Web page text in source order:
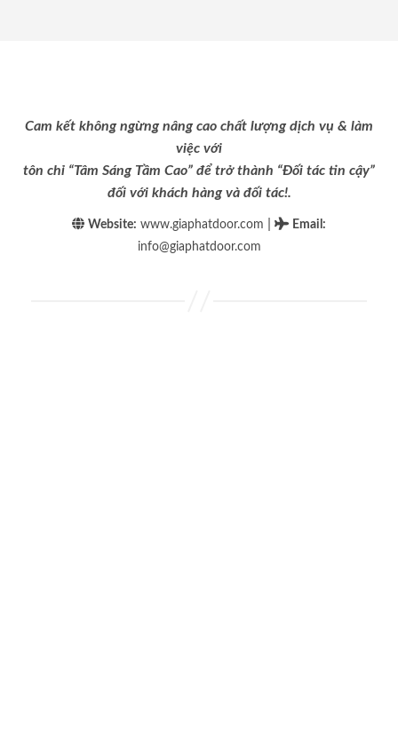
Cam kết không ngừng nâng cao chất lượng dịch vụ & làm
việc với
tôn chỉ “Tâm Sáng Tầm Cao” để trở thành “Đối tác tin cậy”
đối với khách hàng và đối tác!.
Website: www.giaphatdoor.com Email :
info@giaphatdoor.com